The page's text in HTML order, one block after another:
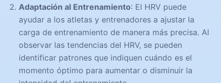
Adaptación al Entrenamiento: El HRV puede
ayudar a los atletas y entrenadores a ajustar la
carga de entrenamiento de manera más precisa. Al
observar las tendencias del HRV, se pueden
identificar patrones que indiquen cuándo es el
momento óptimo para aumentar o disminuir la